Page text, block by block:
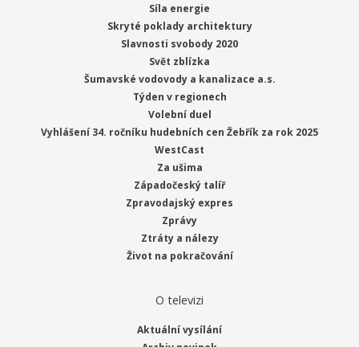
Síla energie
Skryté poklady architektury
Slavnosti svobody 2020
Svět zblízka
Šumavské vodovody a kanalizace a.s.
Týden v regionech
Volební duel
Vyhlášení 34. ročníku hudebních cen Žebřík za rok 2025
WestCast
Za ušima
Západočeský talíř
Zpravodajský expres
Zprávy
Ztráty a nálezy
Život na pokračování
O televizi
Aktuální vysílání